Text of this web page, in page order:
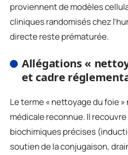
proviennent de modèles
cliniques randomisés chez
directe reste prématurée.
Allégations «
et cadre
Le terme « nettoyage du foie »
médicale reconnue. Il
biochimiques précises
soutien de la conjugaison,